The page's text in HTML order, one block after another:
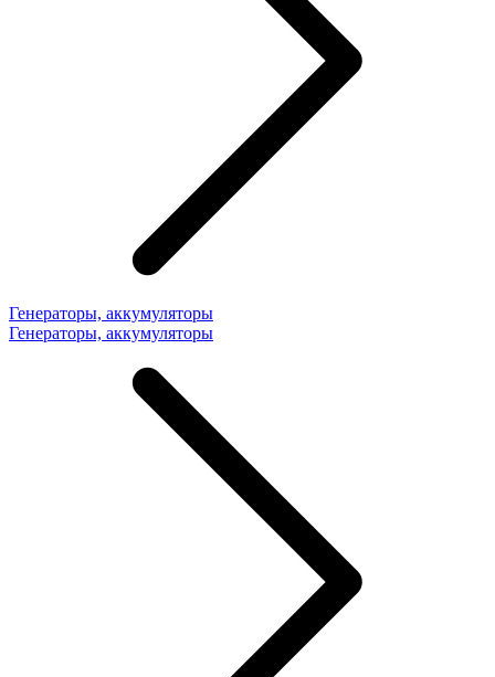
Генераторы, аккумуляторы
Генераторы, аккумуляторы